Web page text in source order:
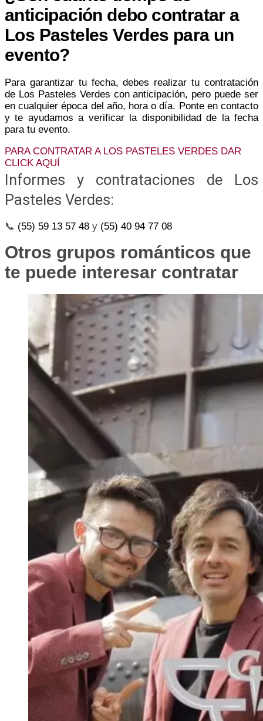
anticipación debo contratar a
Los Pasteles Verdes para un
evento?
Para garantizar tu fecha, debes realizar tu contratación
de Los Pasteles Verdes con anticipación, pero puede ser
en cualquier época del año, hora o día. Ponte en contacto
y te ayudamos a verificar la disponibilidad de la fecha
para tu evento.
PARA CONTRATAR A LOS PASTELES VERDES DAR
CLICK AQUÍ
Informes y contrataciones de Los
Pasteles Verdes:
📞 (55) 59 13 57 48 y (55) 40 94 77 08
Otros grupos románticos que
te puede interesar contratar